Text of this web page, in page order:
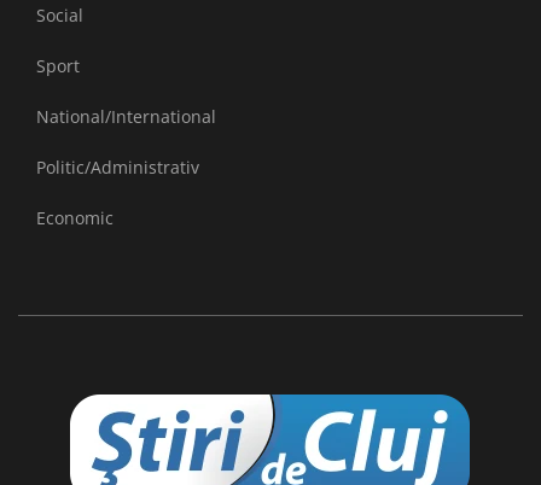
Social
Sport
National/International
Politic/Administrativ
Economic